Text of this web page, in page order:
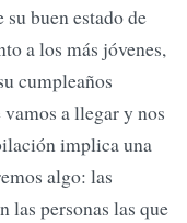
su buen estado de
a los más jóvenes,
cumpleaños
a llegar y nos
implica una
algo: las
las personas las que